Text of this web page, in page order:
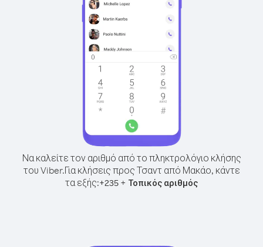
Να καλείτε τον αριθμό από το πληκτρολόγιο κλήσης
του Viber.Για κλήσεις προς Τσαντ από Μακάο, κάντε
τα εξής:+235 + Τοπικός αριθμός